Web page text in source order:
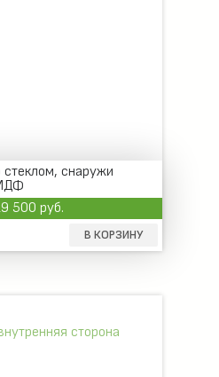
стеклом, снаружи
500 руб.
В КОРЗИНУ